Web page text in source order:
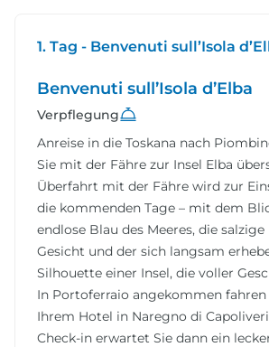
1. Tag - Benvenuti sull’Isola
Benvenuti sull’Isola d’Elba
Verpflegung
Anreise in die Toskana nach
Sie mit der Fähre zur Insel Elba
Überfahrt mit der Fähre wird zur
die kommenden Tage – mit dem
endlose Blau des Meeres, die
Gesicht und der sich langsam
Silhouette einer Insel, die voller
In Portoferraio angekommen fahren
Ihrem Hotel in Naregno di
Check-in erwartet Sie dann ein